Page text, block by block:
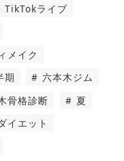
TikTokライブ
メイク
期
六本木ジム
骨格診断
夏
エット